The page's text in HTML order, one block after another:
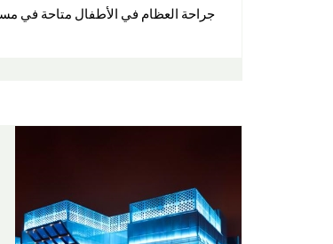
جراحة العظام في الأطفال متاحة في